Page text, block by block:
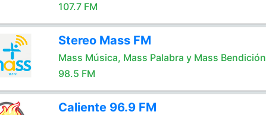
107.7 FM
Stereo Mass FM
Mass Música, Mass Palabra y Mass Bendición
98.5 FM
Caliente 96.9 FM